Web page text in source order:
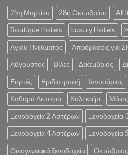
25η Μαρτίου 28η Οκτωβρίου All
Boutique Hotels Luxury Hotels
Αγίου Πνεύματος Αποδράσεις για
Αύγουστος Βίλες Δεκέμβριος
Εορτές Ημιδιατροφή Ιανουάριος
Καθαρά Δευτέρα Καλοκαίρι Μάιος
Ξενοδοχεία 2 Αστέρων Ξενοδοχεία
Ξενοδοχεία 4 Αστέρων Ξενοδοχεία
Οικογενειακά ξενοδοχεία Οκτώβριος